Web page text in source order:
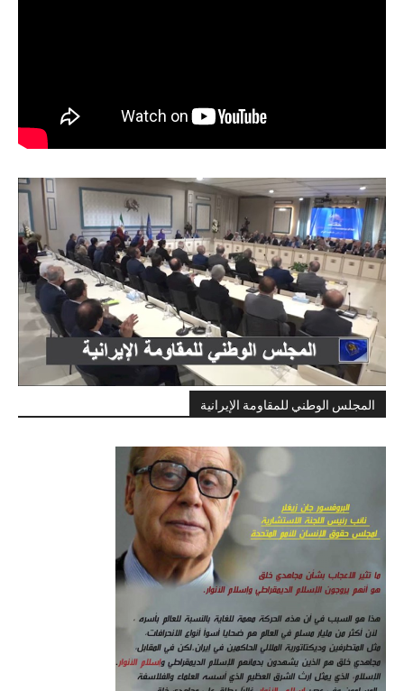
المجلس الوطني للمقاومة الإيرانية